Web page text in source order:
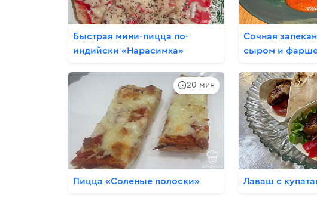
Быстрая мини-пицца по-
индийски «Нарасимха»
Сочная
сыром и
20 мин
Пицца «Соленые полоски» Лаваш с